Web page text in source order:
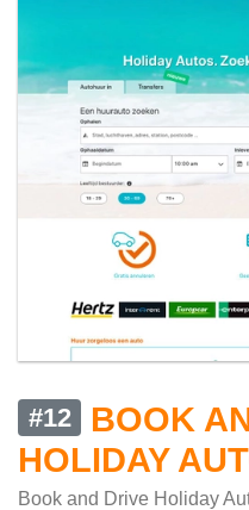
#12
BOOK
HOLIDAY
Book and Drive Holiday